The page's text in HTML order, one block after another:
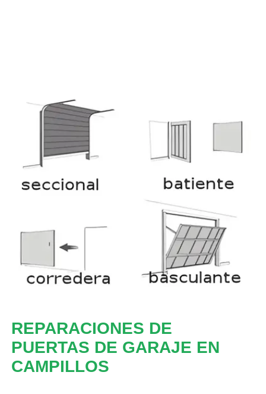
REPARACIONES DE
PUERTAS DE GARAJE EN
CAMPILLOS